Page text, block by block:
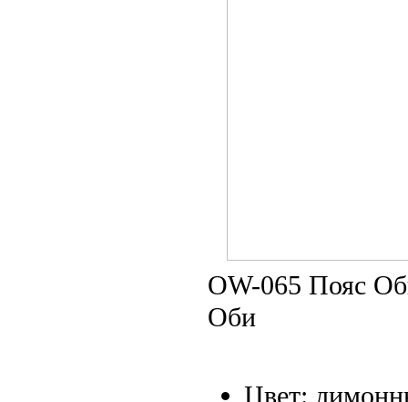
OW-065 Пояс
Оби
Цвет: